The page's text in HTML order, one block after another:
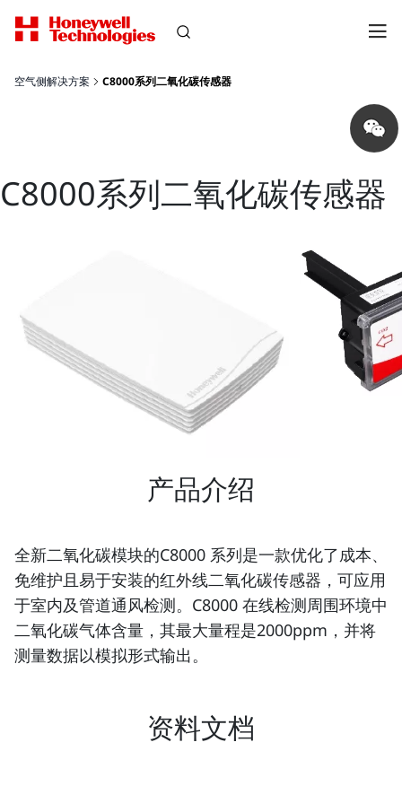
空气侧解决方案 C8000系列二氧化碳传感器
Share
on
wechat
C8000系列二氧化碳传感器
产品介绍
全新二氧化碳模块的C8000 系列是一款优化了成本、
免维护且易于安装的红外线二氧化碳传感器，可应用
于室内及管道通风检测。C8000 在线检测周围环境中
二氧化碳气体含量，其最大量程是2000ppm，并将
测量数据以模拟形式输出。
资料文档